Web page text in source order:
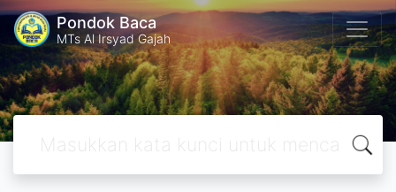
Pondok Baca
MTs Al Irsyad Gajah